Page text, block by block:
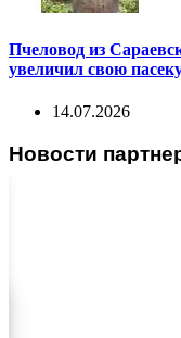
Пчеловод из
увеличил свою
14.07.2026
Новости